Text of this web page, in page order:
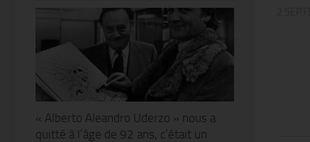
« Alberto Aleandro Uderzo » nous a
quitté à l’âge de 92 ans, c’était un